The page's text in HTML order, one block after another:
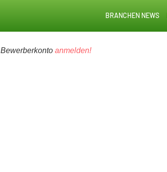
BRANCHEN NEWS
Bewerberkonto anmelden!